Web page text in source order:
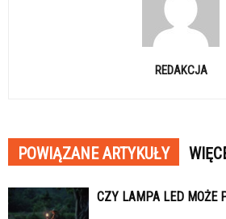
REDAKCJA
POWIĄZANE ARTYKUŁY
CZY LAMPA LED MOŻE